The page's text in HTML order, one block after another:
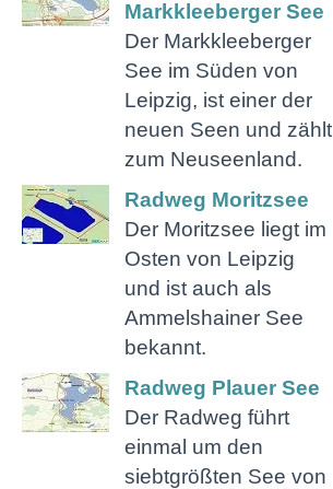
Markkleeberger See
Der Markkleeberger
See im Süden von
Leipzig, ist einer der
neuen Seen und zählt
zum Neuseenland.
Radweg Moritzsee
Der Moritzsee liegt im
Osten von Leipzig
und ist auch als
Ammelshainer See
bekannt.
Radweg Plauer See
Der Radweg führt
einmal um den
siebtgrößten See von